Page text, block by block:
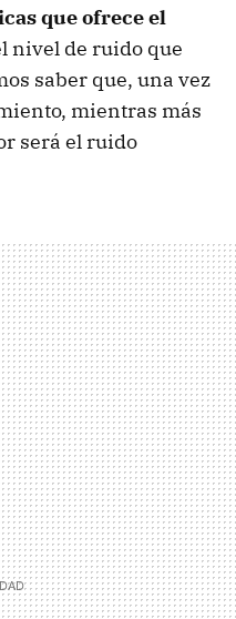
que ofrece el
nivel de ruido que
saber que, una vez
mientras más
será el ruido